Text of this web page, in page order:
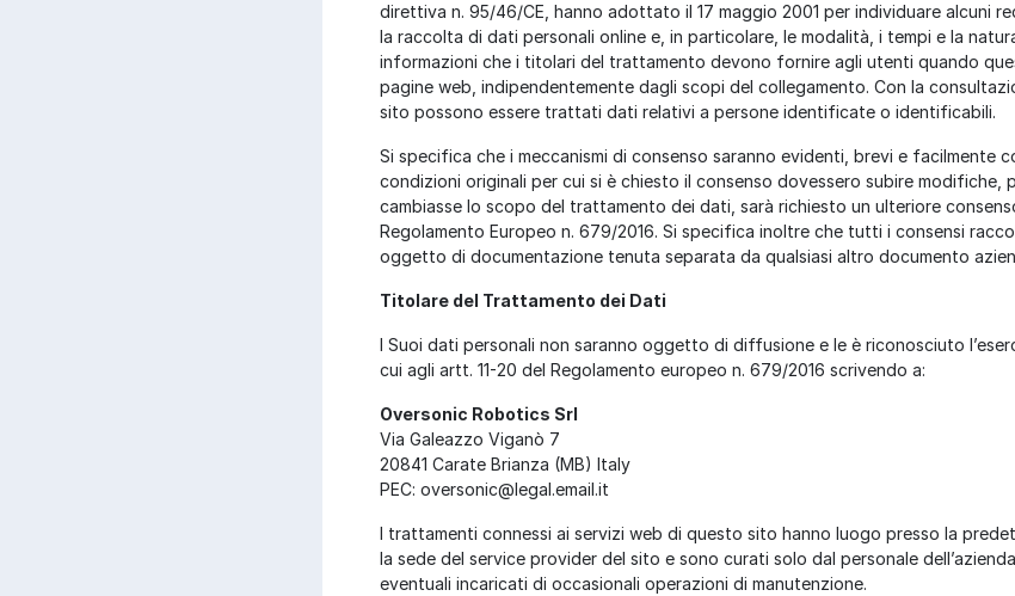
direttiva n. 95/46/CE, hanno adottato il 17 maggio 2001 per individuare alcuni
la raccolta di dati personali online e, in particolare, le modalità, i tempi e la
informazioni che i titolari del trattamento devono fornire agli utenti quando
pagine web, indipendentemente dagli scopi del collegamento. Con la
sito possono essere trattati dati relativi a persone identificate o identificabili.
Si specifica che i meccanismi di consenso saranno evidenti, brevi e facilmente
condizioni originali per cui si è chiesto il consenso dovessero subire modifiche,
cambiasse lo scopo del trattamento dei dati, sarà richiesto un ulteriore
Regolamento Europeo n. 679/2016. Si specifica inoltre che tutti i consensi
oggetto di documentazione tenuta separata da qualsiasi altro documento
Titolare del Trattamento dei Dati
I Suoi dati personali non saranno oggetto di diffusione e le è riconosciuto
cui agli artt. 11-20 del Regolamento europeo n. 679/2016 scrivendo a:
Oversonic Robotics Srl
Via Galeazzo Viganò 7
20841 Carate Brianza (MB) Italy
PEC: oversonic@legal.email.it
I trattamenti connessi ai servizi web di questo sito hanno luogo presso la
la sede del service provider del sito e sono curati solo dal personale
eventuali incaricati di occasionali operazioni di manutenzione.